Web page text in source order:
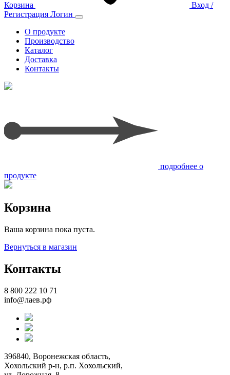
Корзина
Вход /
Регистрация Логин
О продукте
Производство
Каталог
Доставка
Контакты
подробнее о
продукте
Корзина
Ваша корзина пока пуста.
Вернуться в магазин
Контакты
8 800 222 10 71
info@лаев.рф
396840, Воронежская область,
Хохольский р-н, р.п. Хохольский,